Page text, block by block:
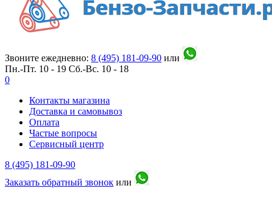
Звоните ежедневно: 8 (495) 181-09-90 или
Пн.-Пт. 10 - 19 Сб.-Вс. 10 - 18
0
Контакты магазина
Доставка и самовывоз
Оплата
Частые вопросы
Сервисный центр
8 (495) 181-09-90
Заказать обратный звонок или